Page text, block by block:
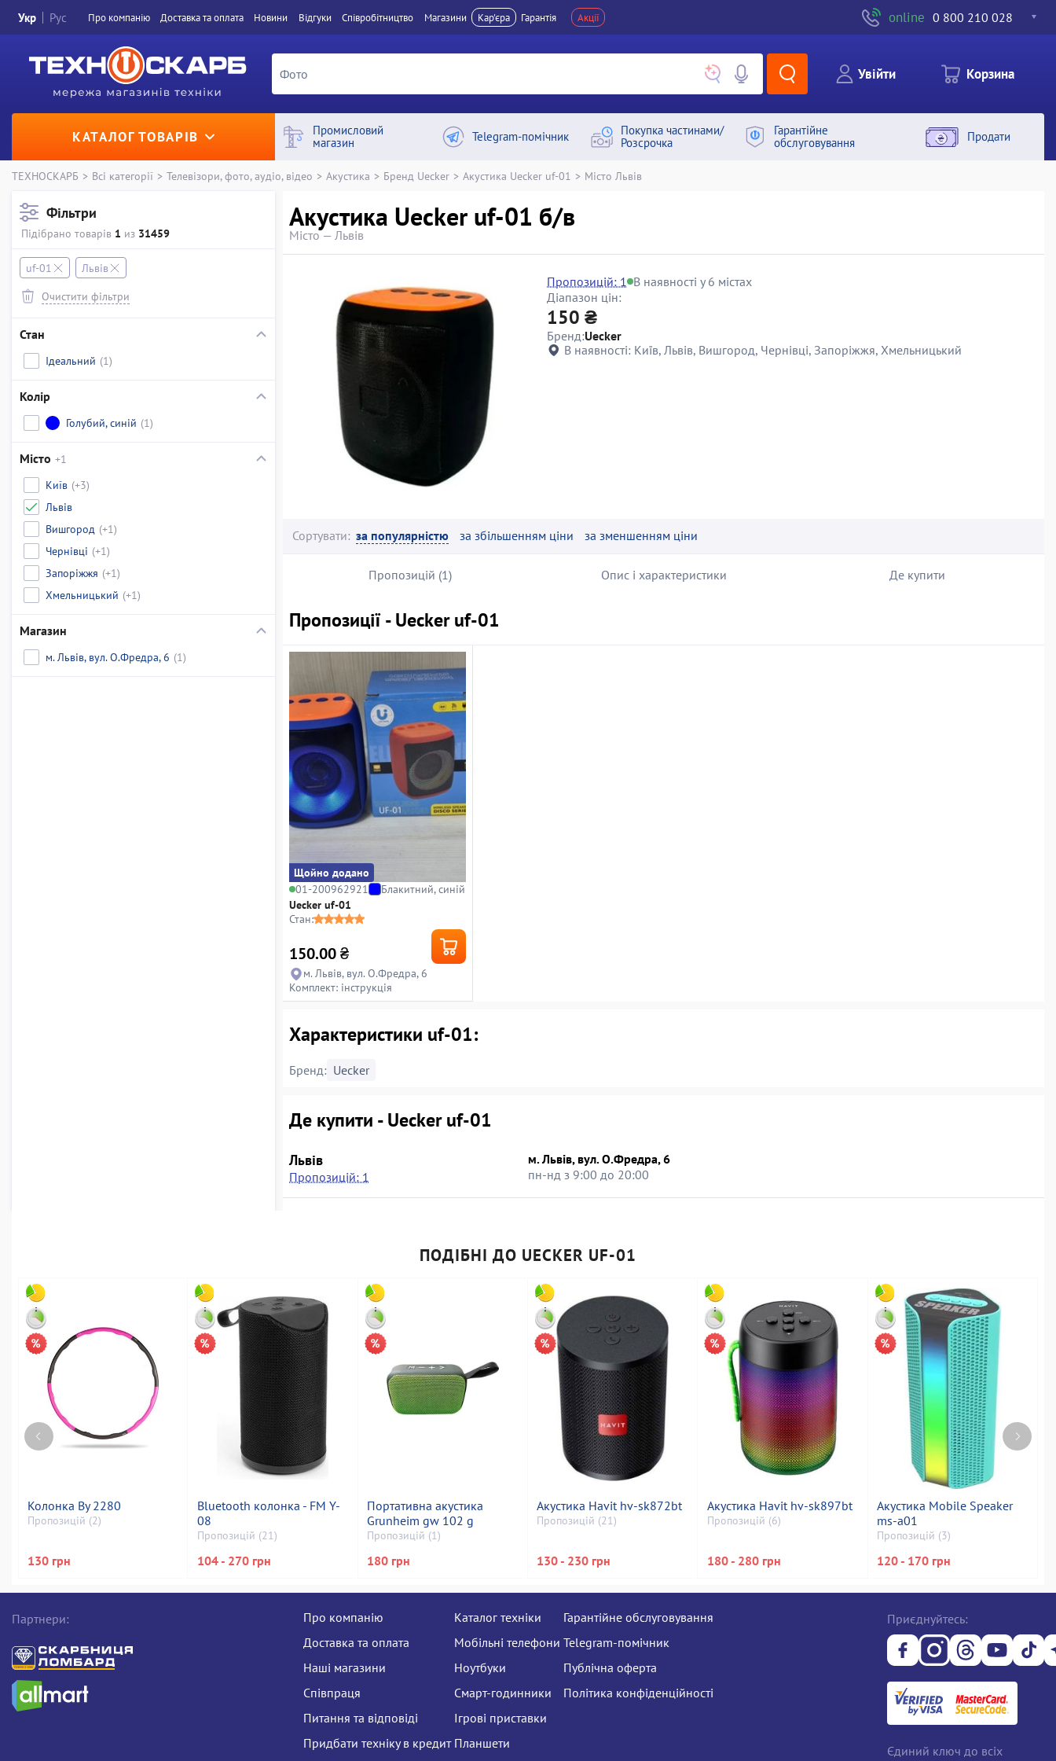
Укр Рус Про компанiю Доставка та оплата Новини Вiдгуки Співробітництво Магазини Кар'єра Гарантія Акції online 0 800 210 028
Увiйти Корзина
КАТАЛОГ ТОВАРІВ
Промисловий
магазин
Telegram-помічник
Покупка частинами/
Розсрочка
Гарантiйне
обслуговування
Продати
ТЕХНОСКАРБ > Всі категорії > Телевізори, фото, аудіо, відео > Акустика > Бренд Uecker > Акустика Uecker uf-01 > Місто Львів
Фільтри
Підібрано товарів 1 из 31459
uf-01
Львів
Очистити фільтри
Стан
Ідеальний (1)
Колір
Голубий, синій (1)
Місто +1
Київ (+3)
Львів
Вишгород (+1)
Чернівці (+1)
Запоріжжя (+1)
Хмельницький (+1)
Магазин
м. Львів, вул. О.Фредра, 6 (1)
Акустика Uecker uf-01 б/в
Місто — Львів
Пропозицій: 1 В наявності у 6 містах
Діапазон цін:
150 ₴
Бренд:Uecker
В наявності: Київ, Львів, Вишгород, Чернівці, Запоріжжя, Хмельницький
Сортувати: за популярністю за збільшенням ціни за зменшенням ціни
Пропозицій (1) Опис і характеристики Де купити
Пропозиції - Uecker uf-01
Щойно додано
01-200962921
Блакитний, синій
Uecker uf-01
Стан:
150.00₴
м. Львів, вул. О.Фредра, 6
Комплект: інструкція
Характеристики uf-01:
Бренд: Uecker
Де купити - Uecker uf-01
Львів
Пропозицій: 1
м. Львів, вул. О.Фредра, 6
пн-нд з 9:00 до 20:00
ПОДІБНІ ДО UECKER UF-01
Колонка By 2280
Пропозицій (2)
130 грн
Bluetooth колонка - FM Y-
08
Пропозицій (21)
104 - 270 грн
Портативна акустика
Grunheim gw 102 g
Пропозицій (1)
180 грн
Акустика Havit hv-sk872bt
Пропозицій (21)
130 - 230 грн
Акустика Havit hv-sk897bt
Пропозицій (6)
180 - 280 грн
Акустика Mobile Speaker
ms-a01
Пропозицій (3)
120 - 170 грн
Партнери:
Про компанію
Доставка та оплата
Наші магазини
Співпраця
Питання та відповіді
Придбати техніку в кредит
Каталог техніки
Мобільні телефони
Ноутбуки
Смарт-годинники
Ігрові приставки
Планшети
Гарантійне обслуговування
Telegram-помічник
Публічна оферта
Політика конфіденційності
Приєднуйтесь:
Єдиний ключ до всіх